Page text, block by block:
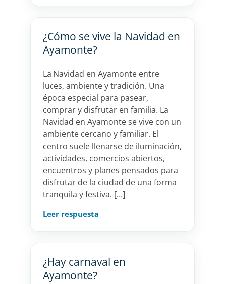
¿Cómo se vive la Navidad en
Ayamonte?
La Navidad en Ayamonte entre
luces, ambiente y tradición. Una
época especial para pasear,
comprar y disfrutar en familia. La
Navidad en Ayamonte se vive con un
ambiente cercano y familiar. El
centro suele llenarse de iluminación,
actividades, comercios abiertos,
encuentros y planes pensados para
disfrutar de la ciudad de una forma
tranquila y festiva. […]
Leer respuesta
¿Hay carnaval en
Ayamonte?